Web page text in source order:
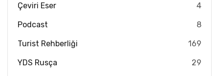
Çeviri Eser 4
Podcast 8
Turist Rehberliği 169
YDS Rusça 29